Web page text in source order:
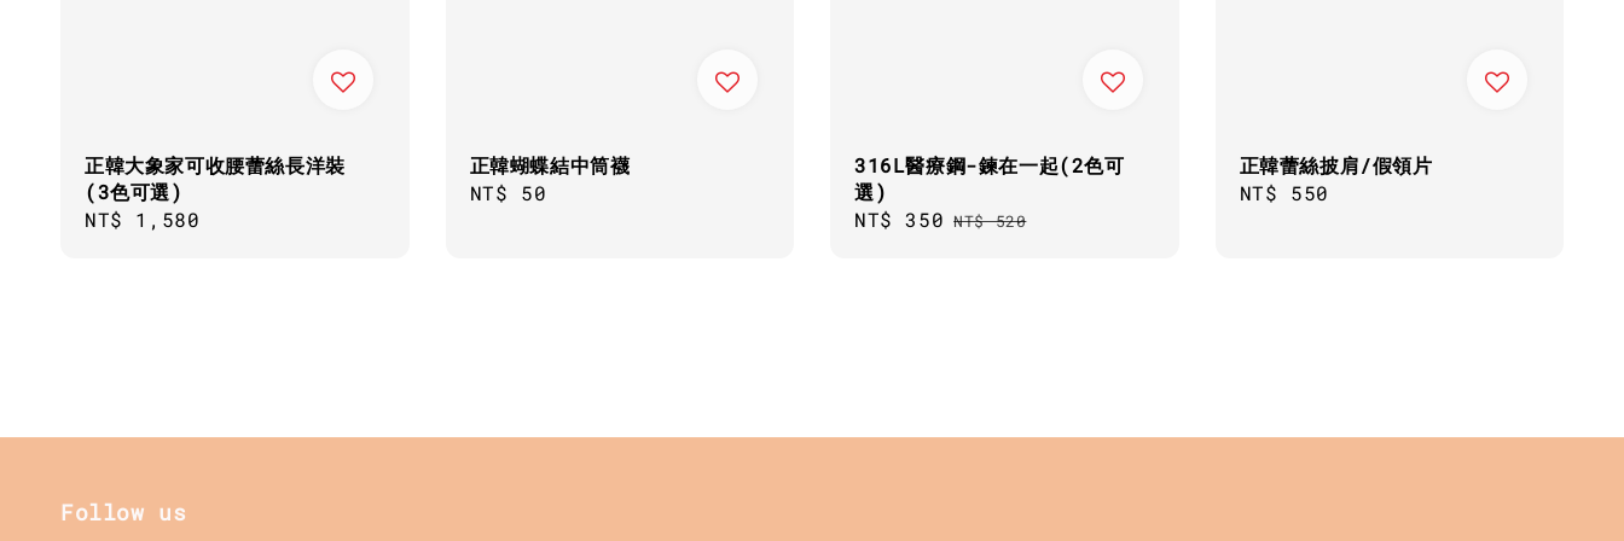
正韓大象家可收腰蕾絲長洋裝
(3色可選)
Regular
NT$ 1,580
正韓蝴蝶結中筒襪
Regular
NT$ 50
316L醫療鋼-鍊在一起(2色可
選)
Sale
NT$ 350 Regular
NT$ 520
正韓蕾絲披肩/假領片
Regular
NT$ 550
Follow us